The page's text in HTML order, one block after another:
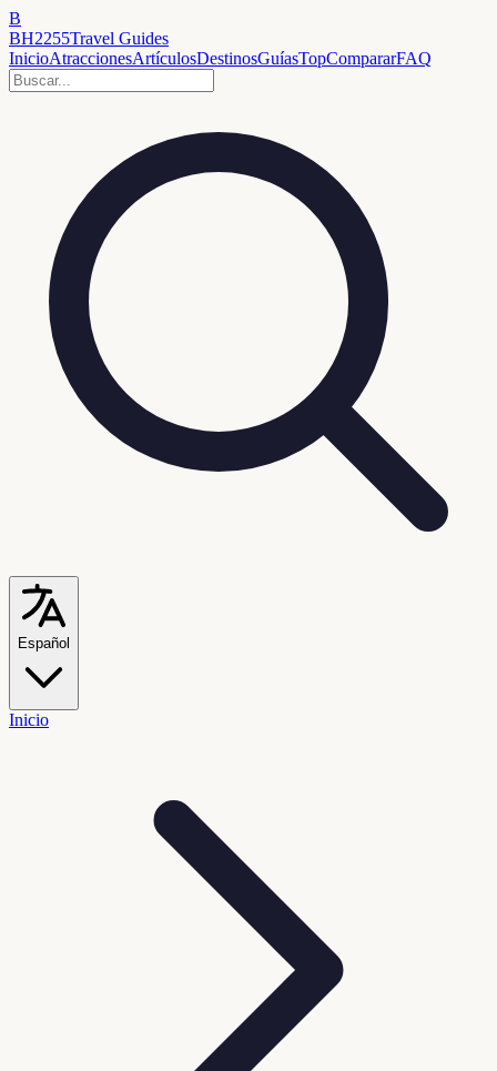
B
BH2255Travel Guides
InicioAtraccionesArtículosDestinosGuíasTopCompararFAQ
Español
Inicio